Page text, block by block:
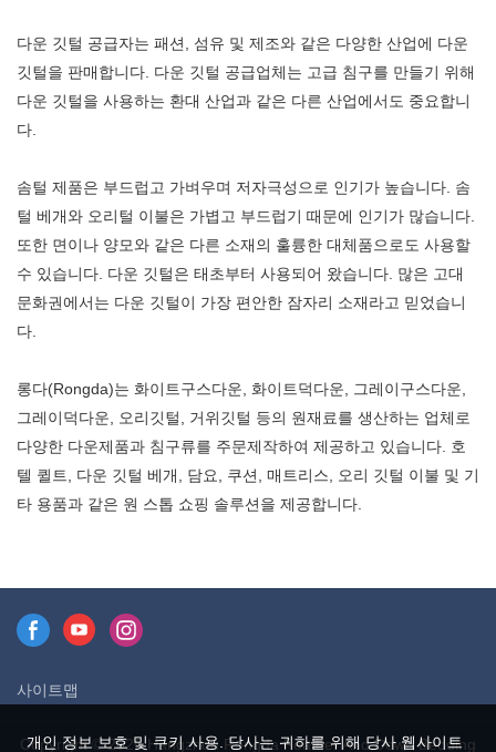
다운 깃털 공급자는 패션, 섬유 및 제조와 같은 다양한 산업에 다운
깃털을 판매합니다. 다운 깃털 공급업체는 고급 침구를 만들기 위해
다운 깃털을 사용하는 환대 산업과 같은 다른 산업에서도 중요합니
다.
솜털 제품은 부드럽고 가벼우며 저자극성으로 인기가 높습니다. 솜
털 베개와 오리털 이불은 가볍고 부드럽기 때문에 인기가 많습니다.
또한 면이나 양모와 같은 다른 소재의 훌륭한 대체품으로도 사용할
수 있습니다. 다운 깃털은 태초부터 사용되어 왔습니다. 많은 고대
문화권에서는 다운 깃털이 가장 편안한 잠자리 소재라고 믿었습니
다.
롱다(Rongda)는 화이트구스다운, 화이트덕다운, 그레이구스다운,
그레이덕다운, 오리깃털, 거위깃털 등의 원재료를 생산하는 업체로
다양한 다운제품과 침구류를 주문제작하여 제공하고 있습니다. 호
텔 퀼트, 다운 깃털 베개, 담요, 쿠션, 매트리스, 오리 깃털 이불 및 기
타 용품과 같은 원 스톱 쇼핑 솔루션을 제공합니다.
균형을 이루어 다양한 연출 및
사용 요구를 충족합니다.
259x274cm 시트, 198x203cm
매트리스 커버, 228x259cm 이
불, 50x90cm 베개 커버 2개,
50x101cm 베개 커버 2개로 구
겉감은 100% 폴리에스터 소재
로 제작되어 구김이 잘 가지 않
고, 세탁 후에도 색이 바래거나
변형되지 않아 관리가 간편합니
다. 이불 속 충전재 또한 100%
폴리에스터 섬유로 되어 있어 폭
납작해지지 않아 장기간 사용해
도 형태가 변형되지 않습니다.
모든 침구류가 세트로 구성되어
있어 추가 구성품을 따로 구매할
필요 없이 간편하게 완벽한 침실
259x274cm 시트, 198x203cm
매트리스 커버, 228x259cm 이
불, 50x90cm 베개 커버 2개,
겉감은 100% 폴리에스터 소재
로 제작되어 구김이 잘 가지 않
고, 세탁 후에도 색이 바래거나
변형되지 않아 관리가 간편합니
다. 이불 속 충전재 또한 100%
납작해지지 않아 장기간 사용해
도 형태가 변형되지 않습니다.
모든 침구류가 세트로 구성되어
있어 추가 구성품을 따로 구매할
필요 없이 간편하게 완벽한 침실
사이트맵
Copyright © 2026 Hangzhou Rongda Feather And Down Bedding
개인 정보 보호 및 쿠키 사용. 당사는 귀하를 위해 당사 웹사이트